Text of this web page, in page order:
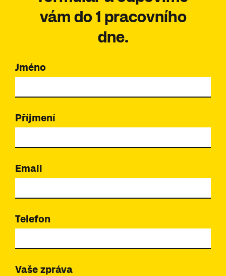
vám do 1 pracovního
dne.
Jméno
Příjmení
Email
Telefon
Vaše zpráva